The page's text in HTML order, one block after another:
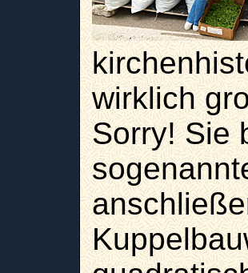
wirklich
Sorry! Sie